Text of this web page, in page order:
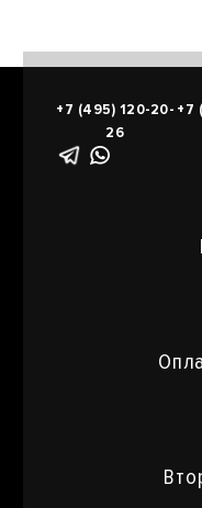
+7 (495) 120-20-
26
+7